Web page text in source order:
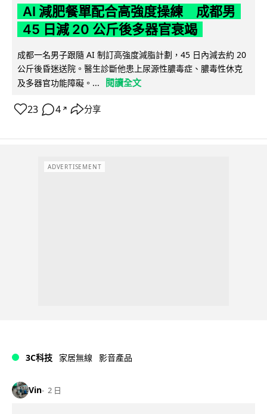
AI 減肥餐單配合高強度操練 成都男
45 日減 20 公斤後多器官衰竭
成都一名男子跟隨 AI 制訂高強度減脂計劃，45 日內減去約 20
公斤後昏迷送院。醫生診斷他患上尿源性膿毒症、膿毒性休克
及多器官功能障礙。...
閱讀全文
23 4 ↗ 分享
ADVERTISEMENT
3C科技 家居無線 影音產品
Vin 2 日